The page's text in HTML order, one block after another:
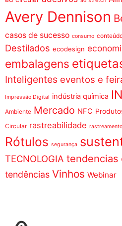
Avery Dennison
casos de sucesso consumo
Destilados ecodesign
embalagens
Inteligentes eventos e
Impressão Digital indústria química
Ambiente Mercado NFC
Circular rastreabilidade rastreamento
Rótulos segurança
TECNOLOGIA tendencias
tendências Vinhos Webinar